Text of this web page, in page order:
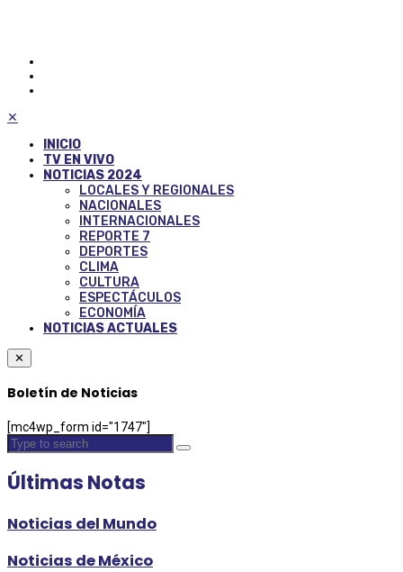
✕
INICIO
TV EN VIVO
NOTICIAS 2024
LOCALES Y REGIONALES
NACIONALES
INTERNACIONALES
REPORTE 7
DEPORTES
CLIMA
CULTURA
ESPECTÁCULOS
ECONOMÍA
NOTICIAS ACTUALES
✕
Boletín de Noticias
[mc4wp_form id="1747"]
Últimas Notas
Noticias del Mundo
Noticias de México